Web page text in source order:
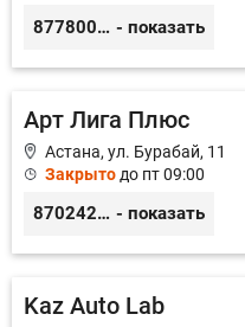
87780008628 - показать
Арт Лига Плюс
Астана, ул. Бурабай, 11
Закрыто до пт 09:00
87024222822 - показать
Kaz Auto Lab